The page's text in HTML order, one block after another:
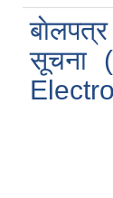
सूचना